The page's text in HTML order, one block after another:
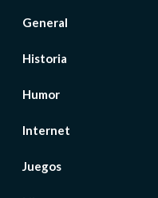
General
Historia
Humor
Internet
Juegos